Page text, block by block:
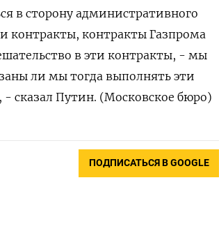
в сторону административного
контракты, контракты Газпрома
в эти контракты, - мы
ли мы тогда выполнять эти
- сказал Путин. (Московское бюро)
ПОДПИСАТЬСЯ В GOOGLE